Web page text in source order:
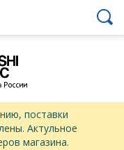
поставки
Актульное
магазина.